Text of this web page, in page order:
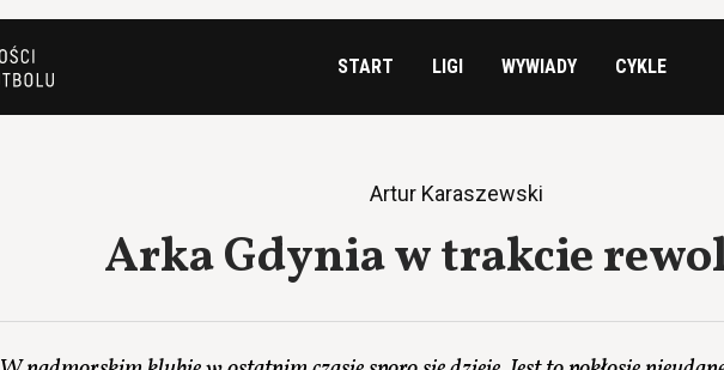
START LIGI WYWIADY CYKLE
Artur Karaszewski
Arka Gdynia w trakcie